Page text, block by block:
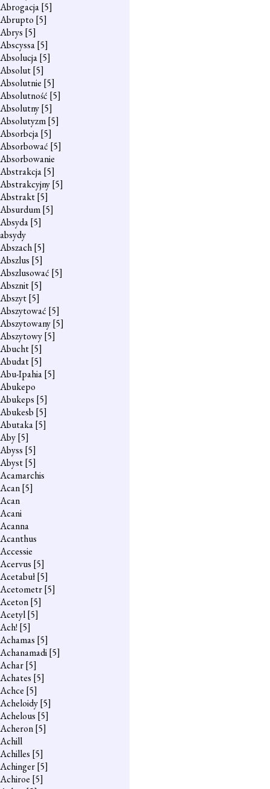
Abrogacja[5]
Abrupto [5]
Abrys [5]
Abscyssa[5]
Absolucja[5]
Absolut[5]
Absolutnie [5]
Absolutność [5]
Absolutny[5]
Absolutyzm[5]
Absorbcja[5]
Absorbować [5]
Absorbowanie
Abstrakcja[5]
Abstrakcyjny[5]
Abstrakt[5]
Absurdum[5]
Absyda[5]
absydy
Abszach[5]
Abszlus [5]
Abszlusować [5]
Absznit[5]
Abszyt[5]
Abszytować [5]
Abszytowany[5]
Abszytowy[5]
Abucht[5]
Abudat[5]
Abu-Ipahia[5]
Abukepo
Abukeps [5]
Abukesb [5]
Abutaka[5]
Aby[5]
Abyss [5]
Abyst[5]
Acamarchis
Acan[5]
Acan
Acani
Acanna
Acanthus
Accessie
Acervus [5]
Acetabuł[5]
Acetometr[5]
Aceton[5]
Acetyl[5]
Ach! [5]
Achamas [5]
Achanamadi[5]
Achar[5]
Achates [5]
Achce [5]
Acheloidy[5]
Achelous [5]
Acheron[5]
Achill
Achilles [5]
Achinger[5]
Achiroe [5]